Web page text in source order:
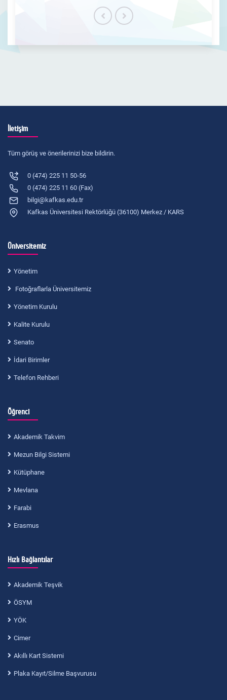
İletişim
Tüm görüş ve önerilerinizi bize bildirin.
0 (474) 225 11 50-56
0 (474) 225 11 60 (Fax)
bilgi@kafkas.edu.tr
Kafkas Üniversitesi Rektörlüğü (36100) Merkez / KARS
Üniversitemiz
Yönetim
Fotoğraflarla Üniversitemiz
Yönetim Kurulu
Kalite Kurulu
Senato
İdari Birimler
Telefon Rehberi
Öğrenci
Akademik Takvim
Mezun Bilgi Sistemi
Kütüphane
Mevlana
Farabi
Erasmus
Hızlı Bağlantılar
Akademik Teşvik
ÖSYM
YÖK
Cimer
Akıllı Kart Sistemi
Plaka Kayıt/Silme Başvurusu